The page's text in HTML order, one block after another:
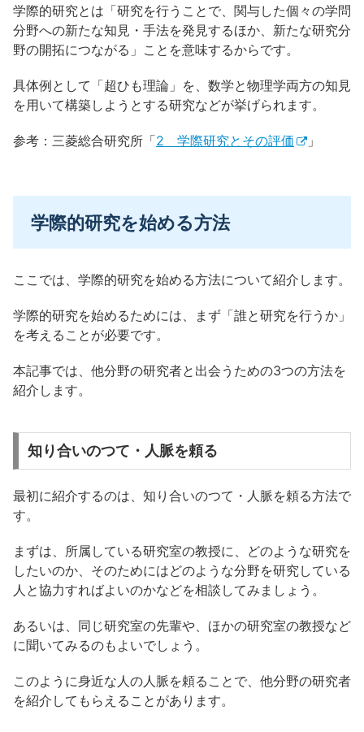
学際的研究とは「研究を行うことで、関与した個々の学問
分野への新たな知見・手法を発見するほか、新たな研究分
野の開拓につながる」ことを意味するからです。
具体例として「超ひも理論」を、数学と物理学両方の知見
を用いて構築しようとする研究などが挙げられます。
参考：三菱総合研究所「2 学際研究とその評価 」
学際的研究を始める方法
ここでは、学際的研究を始める方法について紹介します。
学際的研究を始めるためには、まず「誰と研究を行うか」
を考えることが必要です。
本記事では、他分野の研究者と出会うための3つの方法を
紹介します。
知り合いのつて・人脈を頼る
最初に紹介するのは、知り合いのつて・人脈を頼る方法で
す。
まずは、所属している研究室の教授に、どのような研究を
したいのか、そのためにはどのような分野を研究している
人と協力すればよいのかなどを相談してみましょう。
あるいは、同じ研究室の先輩や、ほかの研究室の教授など
に聞いてみるのもよいでしょう。
このように身近な人の人脈を頼ることで、他分野の研究者
を紹介してもらえることがあります。